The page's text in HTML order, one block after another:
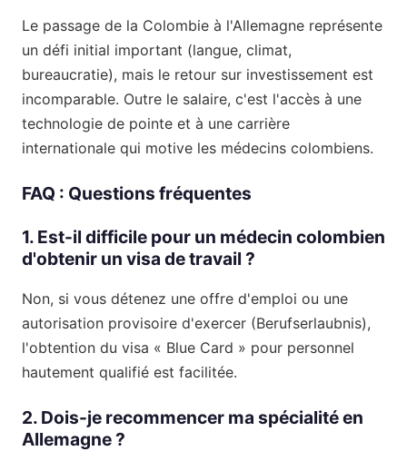
Le passage de la Colombie à l'Allemagne représente
un défi initial important (langue, climat,
bureaucratie), mais le retour sur investissement est
incomparable. Outre le salaire, c'est l'accès à une
technologie de pointe et à une carrière
internationale qui motive les médecins colombiens.
FAQ : Questions fréquentes
1. Est-il difficile pour un médecin colombien
d'obtenir un visa de travail ?
Non, si vous détenez une offre d'emploi ou une
autorisation provisoire d'exercer (Berufserlaubnis),
l'obtention du visa « Blue Card » pour personnel
hautement qualifié est facilitée.
2. Dois-je recommencer ma spécialité en
Allemagne ?